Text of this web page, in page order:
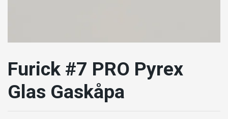
Furick #7 PRO Pyrex
Glas Gaskåpa